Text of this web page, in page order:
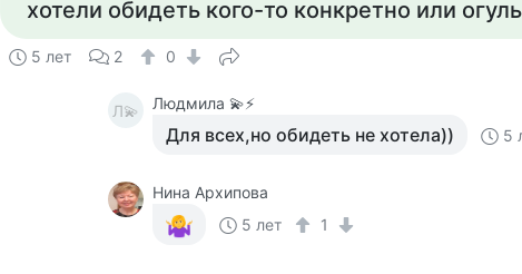
хотели обидеть кого-то конкретно или
5 лет 2 0
Л💫 Людмила 💫⚡
Для всех,но обидеть не хотела)) 5
Нина Архипова
5 лет
1